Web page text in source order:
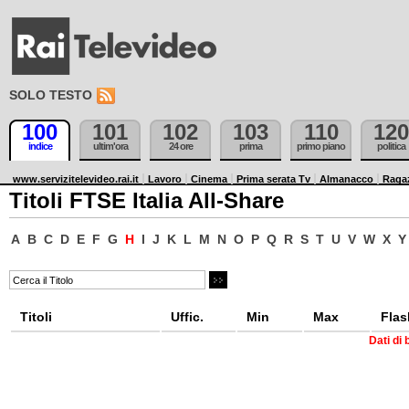
SOLO TESTO
100
indice
101
ultim'ora
102
24 ore
103
prima
110
primo piano
120
politica
www.servizitelevideo.rai.it Lavoro Cinema Prima serata Tv Almanacco
Titoli FTSE Italia All-Share
A B C D E F G H I J K L M N O P Q R S T U V W X Y
Titoli Uffic. Min Max
Dati di